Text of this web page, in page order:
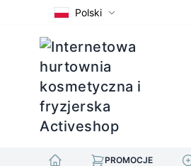
Polski
PROMOCJE